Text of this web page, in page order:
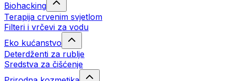
Biohacking
Terapija crvenim svjetlom
Filteri i vrčevi za vodu
Eko kućanstvo
Deterdženti za rublje
Sredstva za čišćenje